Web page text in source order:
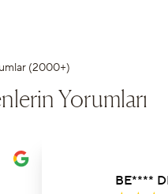
(2000+)
Yorumları
BE****